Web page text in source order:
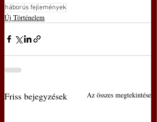
háborús fejlemények
Új Történelem
Friss bejegyzések Az összes megtekintése